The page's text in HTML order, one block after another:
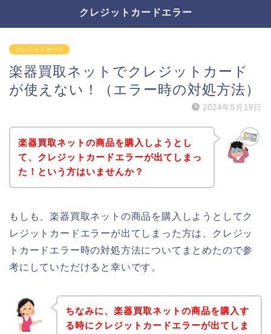
クレジットカードエラー
クレジットカード
楽器買取ネットでクレジットカード
が使えない！（エラー時の対処方法）
2024年5月19日
楽器買取ネットの商品を購入しようとし
て、クレジットカードエラーが出てしまっ
た！という方はいませんか？
もしも、楽器買取ネットの商品を購入しようとしてク
レジットカードエラーが出てしまった方は、クレジッ
トカードエラー時の対処方法についてまとめたので参
考にしていただけると幸いです。
ちなみに、楽器買取ネットの商品を購入す
る時にクレジットカードエラーが出てしま